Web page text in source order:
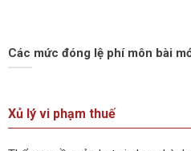
Các mức đóng lệ phí môn bài
Xủ lý vi phạm thuế